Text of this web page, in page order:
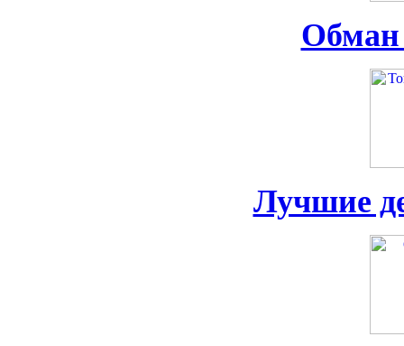
Обман
Лучшие